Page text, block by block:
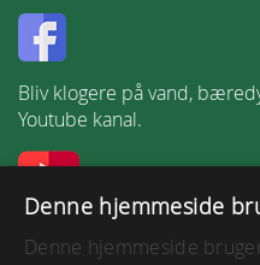
Bliv klogere på vand,
Youtube kanal.
Denne hjemmeside
Denne hjemmeside